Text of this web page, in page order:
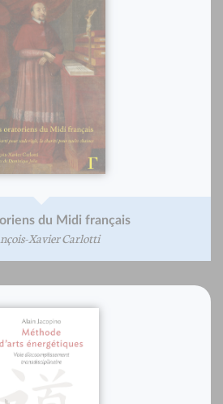
du Midi français
Xavier Carlotti